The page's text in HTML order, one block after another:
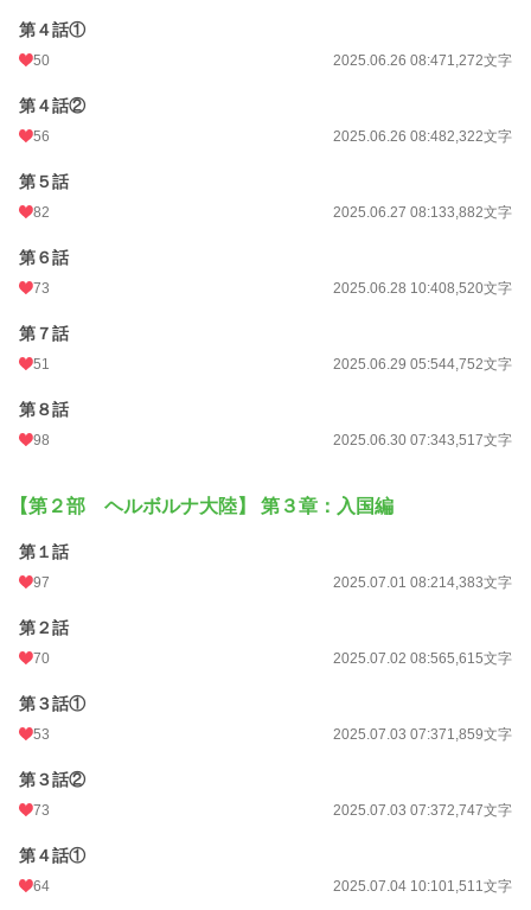
第４話①
50 2025.06.26 08:471,272文字
第４話②
56 2025.06.26 08:482,322文字
第５話
82 2025.06.27 08:133,882文字
第６話
73 2025.06.28 10:408,520文字
第７話
51 2025.06.29 05:544,752文字
第８話
98 2025.06.30 07:343,517文字
【第２部 ヘルボルナ大陸】 第３章：入国編
第１話
97 2025.07.01 08:214,383文字
第２話
70 2025.07.02 08:565,615文字
第３話①
53 2025.07.03 07:371,859文字
第３話②
73 2025.07.03 07:372,747文字
第４話①
64 2025.07.04 10:101,511文字